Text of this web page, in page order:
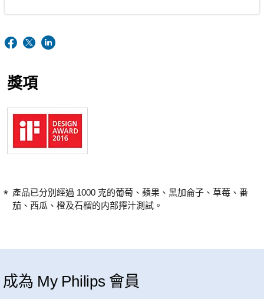
獎項
產品已分別經過 1000 克的葡萄、蘋果、黑加侖子、草莓、番
茄、西瓜、橙及石榴的内部搾汁測試。
成為 My Philips 會員